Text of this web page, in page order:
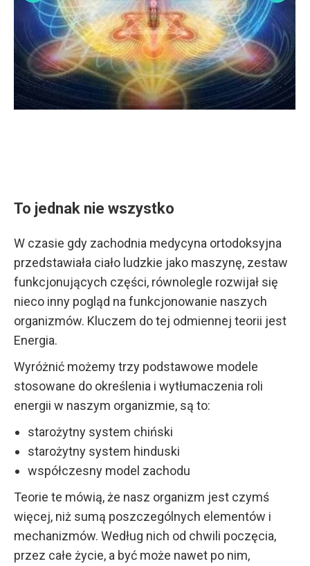
To jednak nie wszystko
W czasie gdy zachodnia medycyna ortodoksyjna
przedstawiała ciało ludzkie jako maszynę, zestaw
funkcjonujących części, równolegle rozwijał się
nieco inny pogląd na funkcjonowanie naszych
organizmów. Kluczem do tej odmiennej teorii jest
Energia.
Wyróżnić możemy trzy podstawowe modele
stosowane do określenia i wytłumaczenia roli
energii w naszym organizmie, są to:
starożytny system chiński
starożytny system hinduski
współczesny model zachodu
Teorie te mówią, że nasz organizm jest czymś
więcej, niż sumą poszczególnych elementów i
mechanizmów. Według nich od chwili poczęcia,
przez całe życie, a być może nawet po nim,